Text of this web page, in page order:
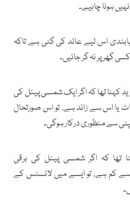
ہونا چاہیے۔
اس لیے عائد کی گئی ہے تاکہ
گھر پر نہ گر جائیں۔
کہنا تھا کہ اگر ایک شمسی پینل کی
50 کلو واٹ یا اس سے زائد ہے، تو اس صورتحال
سے منظوری درکار ہوگی۔
تھا کہ اگر شمسی پینل کی برقی
واٹس سے کم ہے، تو ایسے میں لائسنس کے